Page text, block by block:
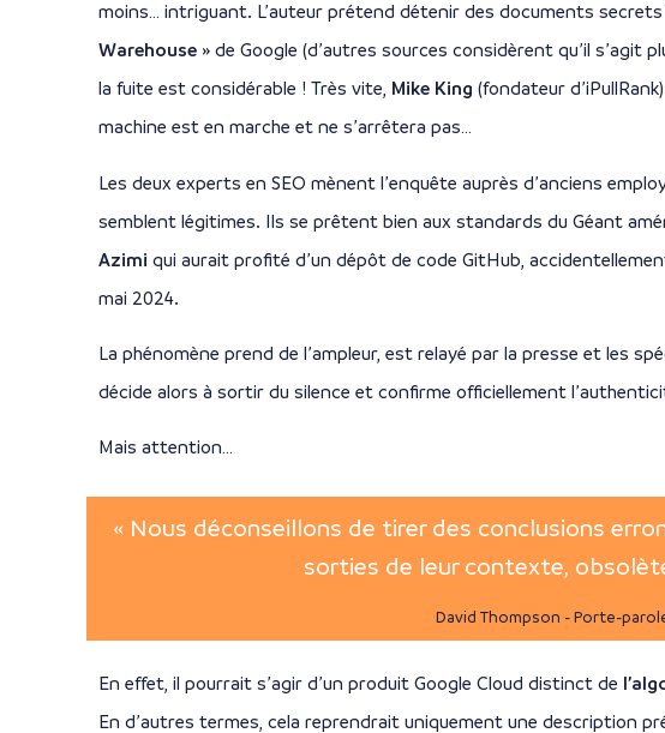
moins… intriguant. L’auteur prétend détenir des documents
Warehouse » de Google (d’autres sources considèrent qu’il s’agit
la fuite est considérable ! Très vite, Mike King (fondateur
machine est en marche et ne s’arrêtera pas…
Les deux experts en SEO mènent l’enquête auprès d’anciens
semblent légitimes. Ils se prêtent bien aux standards du Géant
Azimi qui aurait profité d’un dépôt de code GitHub,
mai 2024.
La phénomène prend de l’ampleur, est relayé par la presse et les
décide alors à sortir du silence et confirme officiellement
Mais attention…
« Nous déconseillons de tirer des conclusions
sorties de leur contexte,
David Thompson - Porte-
En effet, il pourrait s’agir d’un produit Google Cloud distinct de
En d’autres termes, cela reprendrait uniquement une description